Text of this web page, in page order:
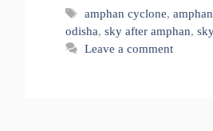
Tags
amphan cyclone,
odisha, sky after amphan,
Leave a comment